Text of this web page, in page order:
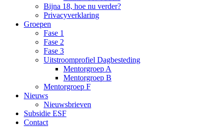
Bijna 18, hoe nu verder?
Privacyverklaring
Groepen
Fase 1
Fase 2
Fase 3
Uitstroomprofiel Dagbesteding
Mentorgroep A
Mentorgroep B
Mentorgroep F
Nieuws
Nieuwsbrieven
Subsidie ESF
Contact